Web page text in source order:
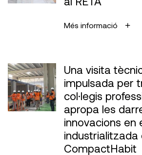
Més informació
Una visita
impulsada per
col·legis
apropa les
innovacions en
industrialitzada
CompactHabit